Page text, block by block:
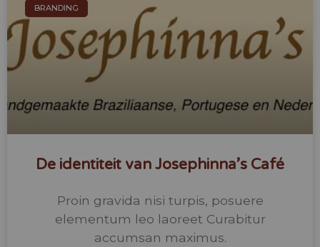
BRANDING
De identiteit van Josephinna’s Café
Proin gravida nisi turpis, posuere
elementum leo laoreet Curabitur
accumsan maximus.